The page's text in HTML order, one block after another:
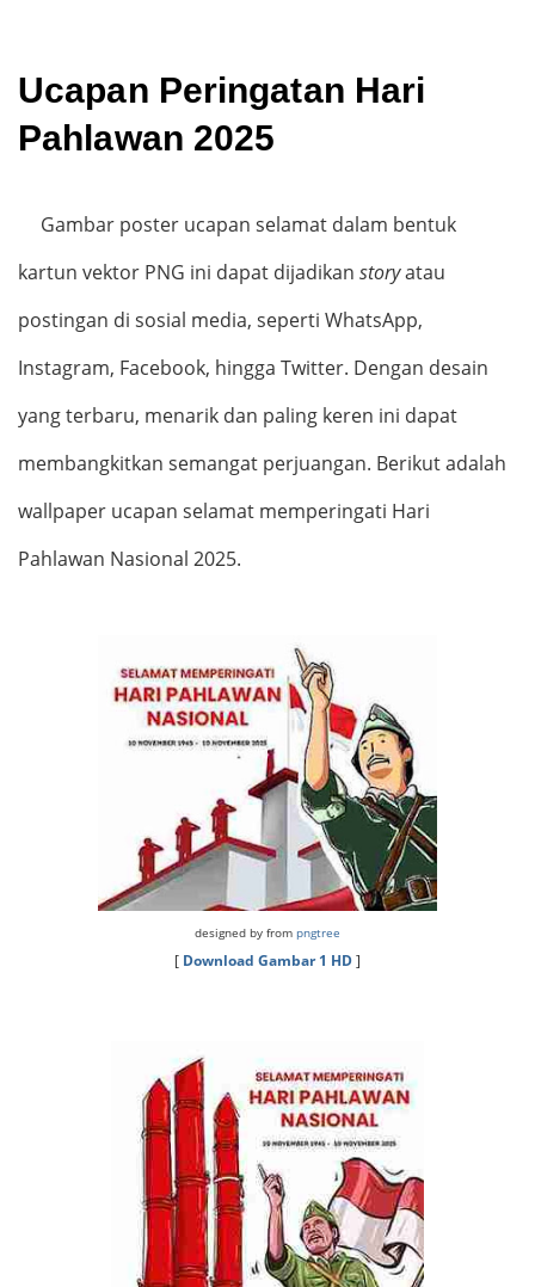
Ucapan Peringatan Hari
Pahlawan 2025
Gambar poster ucapan selamat dalam bentuk
kartun vektor PNG ini dapat dijadikan storyatau
postingan di sosial media, seperti WhatsApp,
Instagram, Facebook, hingga Twitter. Dengan desain
yang terbaru, menarik dan paling keren ini dapat
membangkitkan semangat perjuangan. Berikut adalah
wallpaper ucapan selamat memperingati Hari
Pahlawan Nasional 2025.
designed by from pngtree
[ Download Gambar 1 HD]